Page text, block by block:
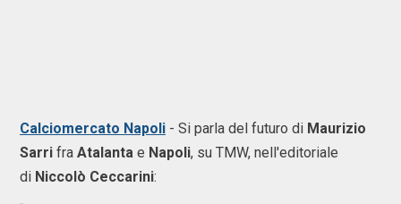
Calciomercato Napoli - Si parla del futuro di Maurizio
Sarri fra Atalanta e Napoli, su TMW, nell'editoriale
di Niccolò Ceccarini: